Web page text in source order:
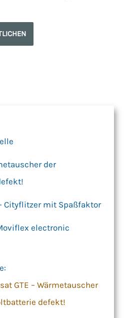
der
Cityflitzer mit Spaßfaktor
electronic
GTE – Wärmetauscher
defekt!